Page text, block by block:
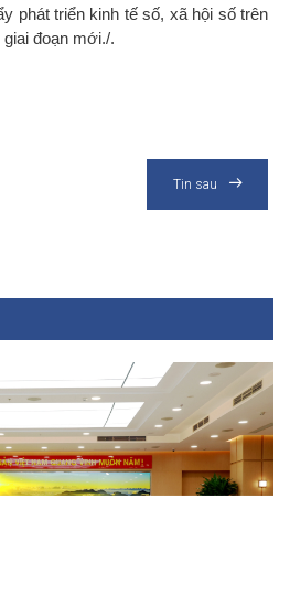
phát triển kinh tế số, xã hội số trên
đoạn mới./.
Tin sau